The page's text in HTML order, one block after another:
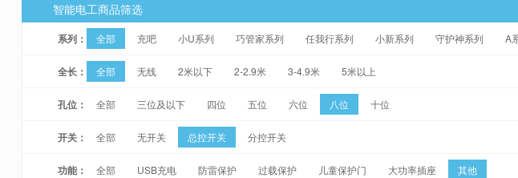
智能电工商品筛选
系列： 全部 充吧 小U系列 巧管家系列 任我行系列 小新系列 守护神系列 A
全长： 全部 无线 2米以下 2-2.9米 3-4.9米 5米以上
孔位： 全部 三位及以下 四位 五位 六位 八位 十位
开关： 全部 无开关 总控开关 分控开关
功能： 全部 USB充电 防雷保护 过载保护 儿童保护门 大功率插座 其他